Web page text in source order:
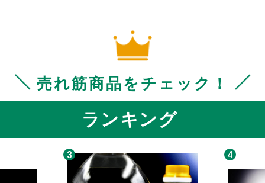
売れ筋商品をチェック！
ランキング
3 4